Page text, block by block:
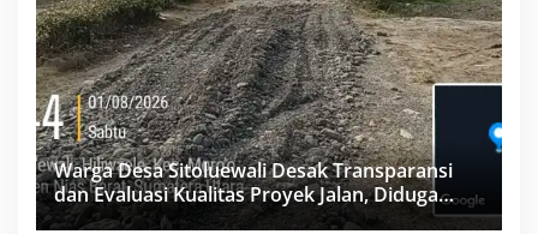
Warga Desa Sitoluewali Desak Transparansi
dan Evaluasi Kualitas Proyek Jalan, Diduga
Minim Informasi